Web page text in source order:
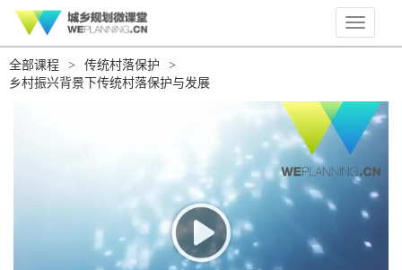
Toggle
全部课程
> 传统村落保护
>
乡村振兴背景下传统村落保护与发展